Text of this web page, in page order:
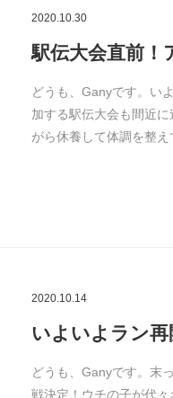
2020.10.30
駅伝大会直前！
どうも、Ganyです。い
加する駅伝大会も間近
がら休養して体調を整
2020.10.14
いよいよラン
どうも、Ganyです。末
戦決定！ウチの子が代